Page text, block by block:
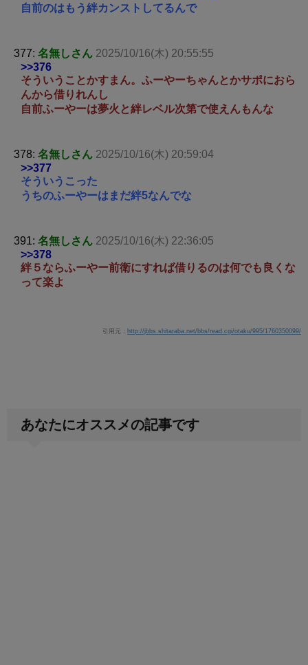
自前のはもう絆カンストしてるんで
377: 名無しさん 2025/10/16(木) 20:55:55
>>376
そういうことかすまん。ふーやーちゃんとかサポにおら
んから借りれんし
自前ふーやーは夢火と絆レベル次第で使えんもんな
378: 名無しさん 2025/10/16(木) 20:59:04
>>377
そういうこった
うちのふーやーはまだ絆5なんでな
391: 名無しさん 2025/10/16(木) 22:36:05
>>378
絆５ならふーやー前衛にすれば借りるのは何でも良くな
って楽よ
引用元： http://jbbs.shitaraba.net/bbs/read.cgi/otaku/995/1760350099/
あなたにオススメの記事です